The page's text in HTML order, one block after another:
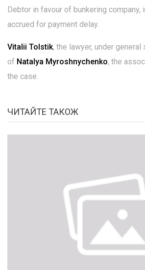
Debtor in favour of bunkering company,
accrued for payment delay.
Vitalii Tolstik, the lawyer, under general
of Natalya Myroshnychenko, the
the case.
ЧИТАЙТЕ ТАКОЖ